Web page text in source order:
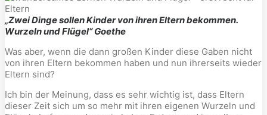
„Zwei Dinge sollen Kinder von ihren Eltern bekommen.
Wurzeln und Flügel“ Goethe
Was aber, wenn die dann großen Kinder diese Gaben nicht
von ihren Eltern bekommen haben und nun ihrerseits wieder
Eltern sind?
Ich bin der Meinung, dass es sehr wichtig ist, dass Eltern
dieser Zeit sich um so mehr mit ihren eigenen Wurzeln und